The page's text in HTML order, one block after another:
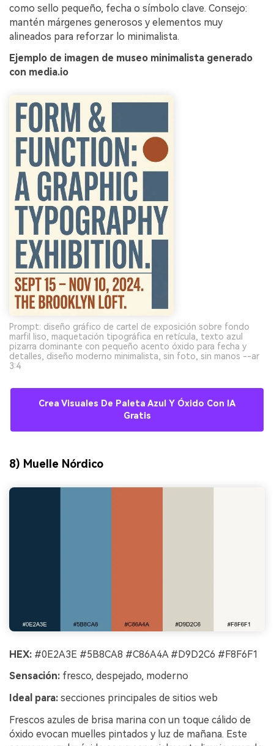
como sello pequeño, fecha o símbolo clave. Consejo:
mantén márgenes generosos y elementos muy
alineados para reforzar lo minimalista.
Ejemplo de imagen de museo minimalista generado
con media.io
Prompt: diseño gráfico de cartel de exposición sobre fondo
marfil liso, maquetación tipográfica en retícula, texto azul
pizarra dominante con pequeño acento óxido para fecha y
detalles, diseño moderno minimalista, sin foto, sin manos --ar
3:4
Crea Visuales De Paleta Azul Y Óxido Con IA
Gratis
8) Muelle Nórdico
HEX: #0E2A3E #5B8CA8 #C86A4A #D9D2C6 #F8F6F1
Sensación: fresco, despejado, moderno
Ideal para: secciones principales de sitios web
Frescos azules de brisa marina con un toque cálido de
óxido evocan muelles pintados y luz de mañana. Este